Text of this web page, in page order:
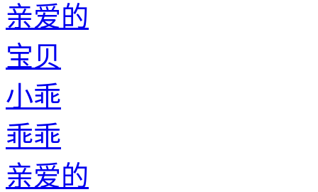
亲爱的
宝贝
小乖
乖乖
亲爱的